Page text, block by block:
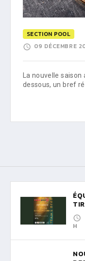
SECTION POOL
09 DÉCEMBRE
La nouvelle
dessous, un bref
H